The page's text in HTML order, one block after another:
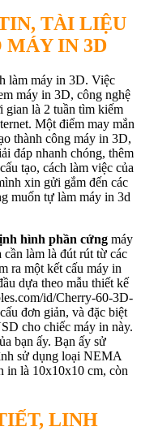
TÀI LIỆU
MÁY IN 3D
làm máy in 3D. Việc
máy in 3D, công nghệ
gian là 2 tuần tìm kiếm
Một điểm may mắn
thành công máy in 3D,
đáp nhanh chóng, thêm
tạo, cách làm việc của
xin gửi gắm đến các
muốn tự làm máy in 3d
hình phần cứng máy
cần làm là đút rút từ các
ra một kết cấu máy in
dựa theo mẫu thiết kế
id/Cherry-60-3D-
đơn giản, và đặc biệt
cho chiếc máy in này.
bạn ấy. Bạn ấy sử
sử dụng loại NEMA
in là 10x10x10 cm, còn
LINH